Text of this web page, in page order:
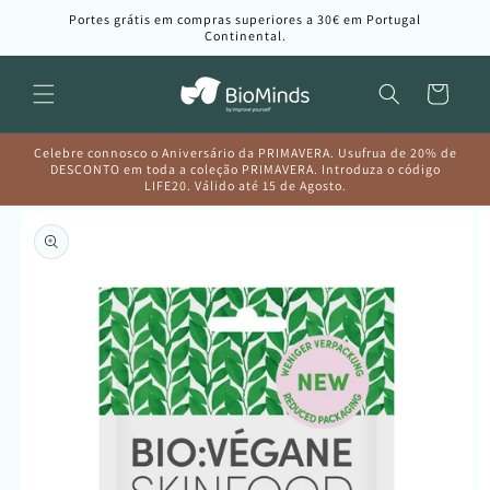
para oPortes grátis em compras superiores a 30€ em Portugal
Continental.
Carrinho
Celebre connosco o Aniversário da PRIMAVERA. Usufrua de 20% de
DESCONTO em toda a coleção PRIMAVERA. Introduza o código
LIFE20. Válido até 15 de Agosto.
informação
do produto